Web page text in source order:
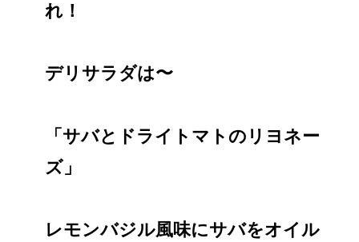
れ！
デリサラダは〜
「サバとドライトマトのリヨネー
ズ」
レモンバジル風味にサバをオイル